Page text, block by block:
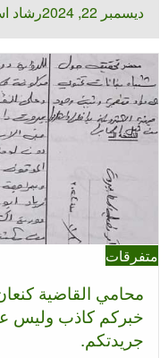
نُشر
في
ديسمبر 22, 2024 رشاد
متفرقات
محامي القاضية
خبركم كاذب وليس
جريدتكم.